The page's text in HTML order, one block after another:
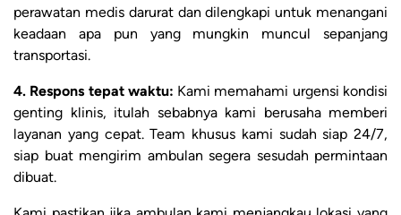
perawatan medis darurat dan dilengkapi untuk menangani
keadaan apa pun yang mungkin muncul sepanjang
transportasi.
4. Respons tepat waktu: Kami memahami urgensi kondisi
genting klinis, itulah sebabnya kami berusaha memberi
layanan yang cepat. Team khusus kami sudah siap 24/7,
siap buat mengirim ambulan segera sesudah permintaan
dibuat.